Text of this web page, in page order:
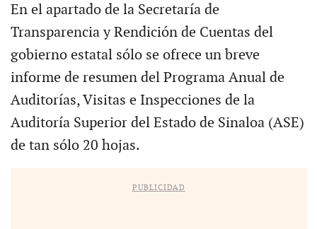
En el apartado de la Secretaría de
Transparencia y Rendición de Cuentas del
gobierno estatal sólo se ofrece un breve
informe de resumen del Programa Anual de
Auditorías, Visitas e Inspecciones de la
Auditoría Superior del Estado de Sinaloa (ASE)
de tan sólo 20 hojas.
PUBLICIDAD